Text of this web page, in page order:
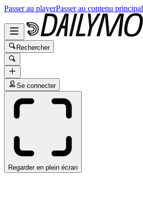
Passer au playerPasser au contenu principal
Rechercher
Se connecter
Regarder en plein écran